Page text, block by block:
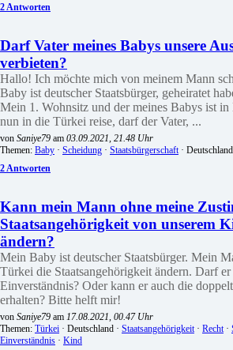
2 Antworten
Darf Vater meines Babys unsere
verbieten?
Hallo! Ich möchte mich von meinem Mann
Baby ist deutscher Staatsbürger, geheiratet
Mein 1. Wohnsitz und der meines Babys ist
nun in die Türkei reise, darf der Vater, ...
von Saniye79 am 03.09.2021, 21.48 Uhr
Themen: Baby · Scheidung · Staatsbürgerschaft· Deutschland
2 Antworten
Kann mein Mann ohne meine
Staatsangehörigkeit von unserem
ändern?
Mein Baby ist deutscher Staatsbürger. Mein
Türkei die Staatsangehörigkeit ändern. Darf er
Einverständnis? Oder kann er auch die
erhalten? Bitte helft mir!
von Saniye79 am 17.08.2021, 00.47 Uhr
Themen: Türkei · Deutschland · Staatsangehörigkeit· Recht·
Einverständnis · Kind